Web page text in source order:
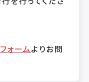
ォームよりお問